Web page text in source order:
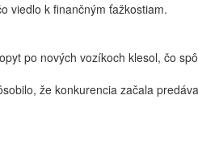
viedlo k finančným ťažkostiam.
po nových vozíkoch klesol, čo
že konkurencia začala